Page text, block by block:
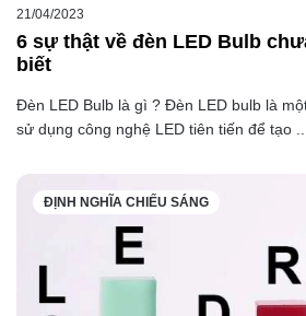
21/04/2023
6 sự thật về đèn LED Bulb
biết
Đèn LED Bulb là gì ? Đèn LED bulb là
sử dụng công nghệ LED tiên tiến để tạo ...
ĐỊNH NGHĨA CHIẾU SÁNG